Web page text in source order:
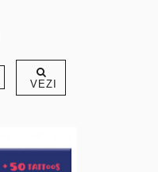
VEZI